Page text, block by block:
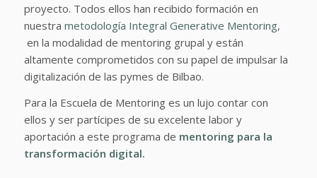
proyecto. Todos ellos han recibido formación en
nuestra metodología Integral Generative Mentoring,
en la modalidad de mentoring grupal y están
altamente comprometidos con su papel de impulsar la
digitalización de las pymes de Bilbao.
Para la Escuela de Mentoring es un lujo contar con
ellos y ser partícipes de su excelente labor y
aportación a este programa de mentoring para la
transformación digital.